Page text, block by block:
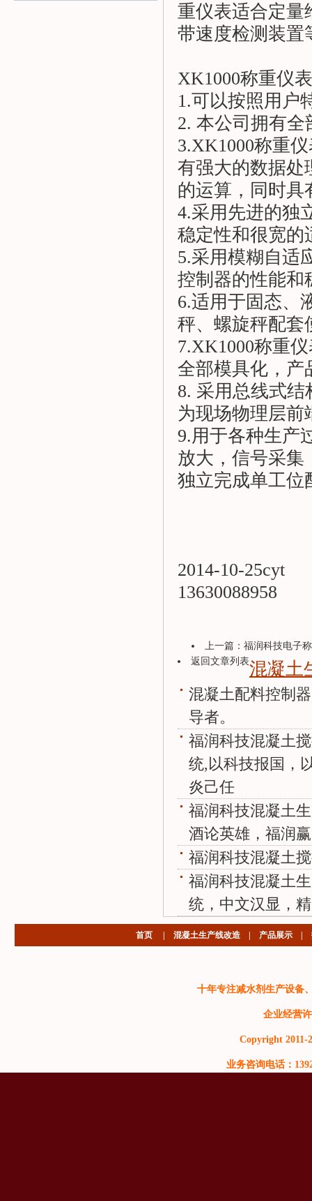
重仪表适合定量
带速度检测装置
XK1000称重仪
1.可以按照用户
2. 本公司拥有
3.XK1000称重
有强大的数据处
的运算，同时
4.采用先进的独
稳定性和很宽
5.采用模糊自适
控制器的性能
6.适用于固态、
秤、螺旋秤配
7.XK1000称重
全部模具化，
8. 采用总线式
为现场物理层前
9.用于各种生产
放大，信号采集
独立完成单工位
2014-10-25cyt
13630088958
上一篇： 福润科技电子
返回文章列表混凝土
混凝土配料控制
导者。
福润科技混凝土
统,以科技报国，
炎己任
福润科技混凝土
酒论英雄，福润
福润科技混凝土
福润科技混凝土
统，中文汉显，
首页 混凝土生产线改造 产品展示
十年专注减水剂生产设备
企业经营
Copyright 2011-
业务咨询电话：